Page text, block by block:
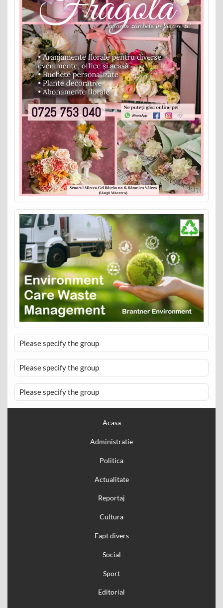
Please specify the group
Please specify the group
Please specify the group
Acasa
Administratie
Politica
Actualitate
Reportaj
Cultura
Fapt divers
Social
Sport
Editorial